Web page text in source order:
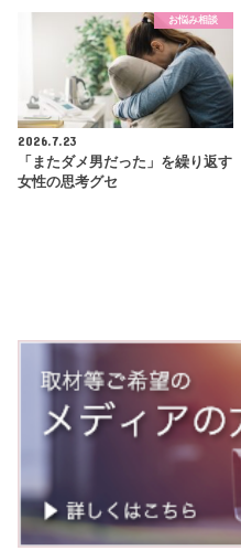
お悩み相談
2026.7.23
「またダメ男だった」を繰り返す
女性の思考グセ